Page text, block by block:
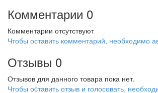
Комментарии 0
Комментарии отсутствуют
Чтобы оставить комментарий, необходимо
Отзывы 0
Отзывов для данного товара пока нет.
Чтобы оcтавить отзыв и голосовать,